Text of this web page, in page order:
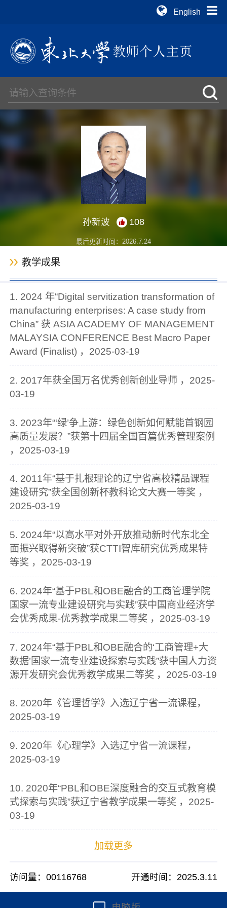
English
孙新波 108
最后更新时间： 2026 7 24
教学成果
1. 2024 年“Digital servitization transformation of
manufacturing enterprises: A case study from
China” 获 ASIA ACADEMY OF MANAGEMENT
MALAYSIA CONFERENCE Best Macro Paper
Award (Finalist) ，2025-03-19
2. 2017年获全国万名优秀创新创业导师 ，2025-
03-19
3. 2023年“‘绿’争上游：绿色创新如何赋能首钢园
高质量发展？”获第十四届全国百篇优秀管理案例
，2025-03-19
4. 2011年“基于扎根理论的辽宁省高校精品课程
建设研究”获全国创新杯教科论文大赛一等奖 ，
2025-03-19
5. 2024年“以高水平对外开放推动新时代东北全
面振兴取得新突破”获CTTI智库研究优秀成果特
等奖 ，2025-03-19
6. 2024年“基于PBL和OBE融合的工商管理学院
国家一流专业建设研究与实践”获中国商业经济学
会优秀成果-优秀教学成果二等奖 ，2025-03-19
7. 2024年“基于PBL和OBE融合的‘工商管理+大
数据’国家一流专业建设探索与实践”获中国人力资
源开发研究会优秀教学成果二等奖 ，2025-03-19
8. 2020年《管理哲学》入选辽宁省一流课程，
2025-03-19
9. 2020年《心理学》入选辽宁省一流课程，
2025-03-19
10. 2020年“PBL和OBE深度融合的交互式教育模
式探索与实践”获辽宁省教学成果一等奖 ，2025-
03-19
加载更多
访问量：00116768 开通时间： 2025.3.11